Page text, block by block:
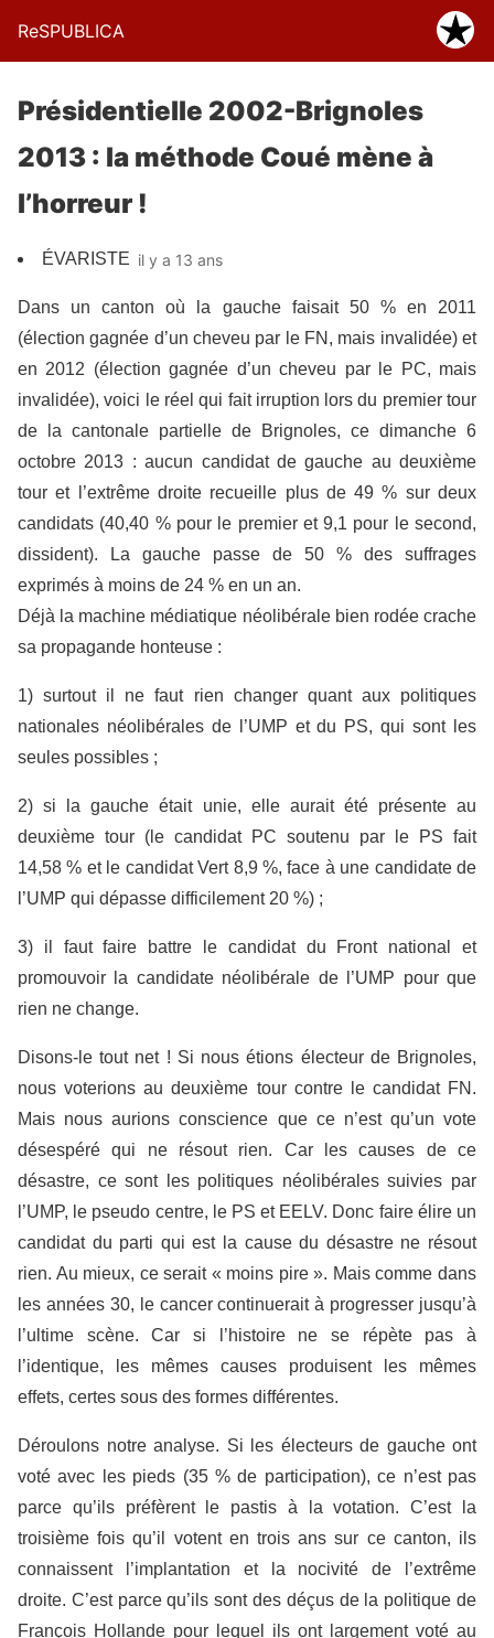
ReSPUBLICA
Présidentielle 2002-Brignoles
2013 : la méthode Coué mène à
l’horreur !
ÉVARISTE il y a 13 ans
Dans un canton où la gauche faisait 50 % en 2011
(élection gagnée d’un cheveu par le FN, mais invalidée) et
en 2012 (élection gagnée d’un cheveu par le PC, mais
invalidée), voici le réel qui fait irruption lors du premier tour
de la cantonale partielle de Brignoles, ce dimanche 6
octobre 2013 : aucun candidat de gauche au deuxième
tour et l’extrême droite recueille plus de 49 % sur deux
candidats (40,40 % pour le premier et 9,1 pour le second,
dissident). La gauche passe de 50 % des suffrages
exprimés à moins de 24 % en un an.
Déjà la machine médiatique néolibérale bien rodée crache
sa propagande honteuse :
1) surtout il ne faut rien changer quant aux politiques
nationales néolibérales de l’UMP et du PS, qui sont les
seules possibles ;
2) si la gauche était unie, elle aurait été présente au
deuxième tour (le candidat PC soutenu par le PS fait
14,58 % et le candidat Vert 8,9 %, face à une candidate de
l’UMP qui dépasse difficilement 20 %) ;
3) il faut faire battre le candidat du Front national et
promouvoir la candidate néolibérale de l’UMP pour que
rien ne change.
Disons-le tout net ! Si nous étions électeur de Brignoles,
nous voterions au deuxième tour contre le candidat FN.
Mais nous aurions conscience que ce n’est qu’un vote
désespéré qui ne résout rien. Car les causes de ce
désastre, ce sont les politiques néolibérales suivies par
l’UMP, le pseudo centre, le PS et EELV. Donc faire élire un
candidat du parti qui est la cause du désastre ne résout
rien. Au mieux, ce serait « moins pire ». Mais comme dans
les années 30, le cancer continuerait à progresser jusqu’à
l’ultime scène. Car si l’histoire ne se répète pas à
l’identique, les mêmes causes produisent les mêmes
effets, certes sous des formes différentes.
Déroulons notre analyse. Si les électeurs de gauche ont
voté avec les pieds (35 % de participation), ce n’est pas
parce qu’ils préfèrent le pastis à la votation. C’est la
troisième fois qu’il votent en trois ans sur ce canton, ils
connaissent l’implantation et la nocivité de l’extrême
droite. C’est parce qu’ils sont des déçus de la politique de
François Hollande pour lequel ils ont largement voté au